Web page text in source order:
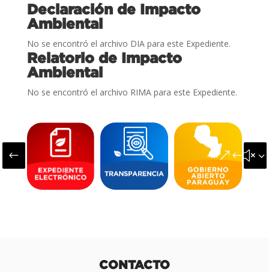
Declaración de Impacto
Ambiental
No se encontró el archivo DIA para este Expediente.
Relatorio de Impacto
Ambiental
No se encontró el archivo RIMA para este Expediente.
#
CONTACTO